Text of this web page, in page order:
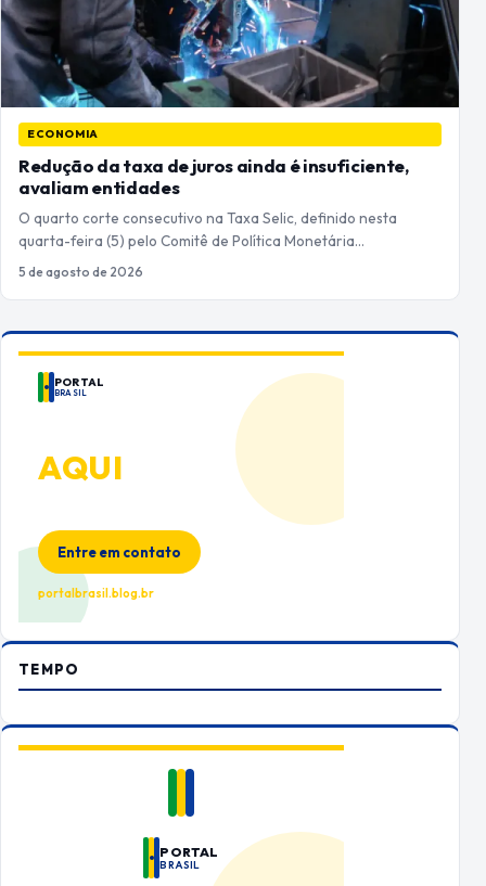
ECONOMIA
Redução da taxa de juros ainda é insuficiente,
avaliam entidades
O quarto corte consecutivo na Taxa Selic, definido nesta
quarta-feira (5) pelo Comitê de Política Monetária…
5 de agosto de 2026
PORTAL
BRASIL
AQUI
Entre em contato
portalbrasil.blog.br
TEMPO
PORTAL
BRASIL